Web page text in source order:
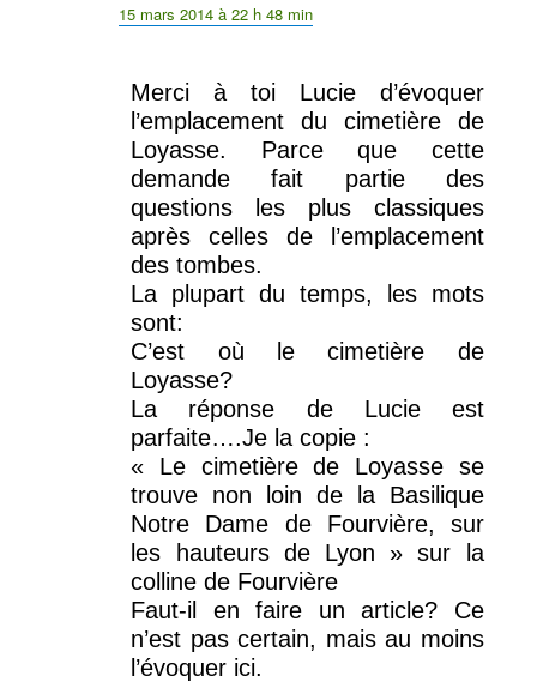
15 mars 2014 à 22 h 48 min
Merci à toi Lucie d’évoquer
l’emplacement du cimetière de
Loyasse. Parce que cette
demande fait partie des
questions les plus classiques
après celles de l’emplacement
des tombes.
La plupart du temps, les mots
sont:
C’est où le cimetière de
Loyasse?
La réponse de Lucie est
parfaite….Je la copie :
« Le cimetière de Loyasse se
trouve non loin de la Basilique
Notre Dame de Fourvière, sur
les hauteurs de Lyon » sur la
colline de Fourvière
Faut-il en faire un article? Ce
n’est pas certain, mais au moins
l’évoquer ici.